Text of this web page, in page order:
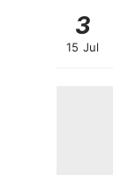
3
15 Jul